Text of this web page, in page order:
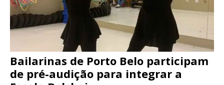
Bailarinas de Porto Belo participam
de pré-audição para integrar a